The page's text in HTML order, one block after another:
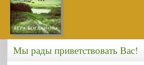
Мы рады приветствовать Вас!